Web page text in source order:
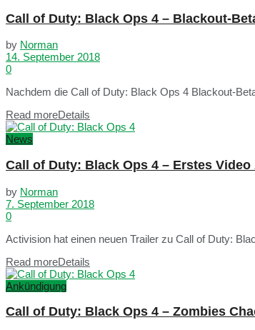
Call of Duty: Black Ops 4 – Blackout-
by Norman
14. September 2018
0
Nachdem die Call of Duty: Black Ops 4 Blackout-
Read moreDetails
News
Call of Duty: Black Ops 4 – Erstes
by Norman
7. September 2018
0
Activision hat einen neuen Trailer zu Call of Duty:
Read moreDetails
Ankündigung
Call of Duty: Black Ops 4 – Zombies